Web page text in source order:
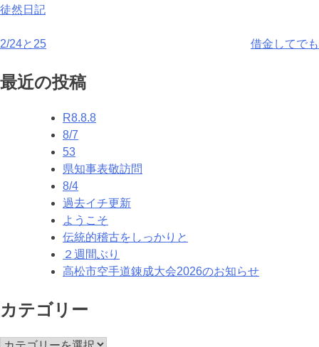
徒然日記
投
稿
2/24と25 借金してでも
最近の投稿
R8.8.8
8/7
53
県知事表敬訪問
8/4
過去イチ更新
ようこそ
伝統的稽古をしっかりと
２週間ぶり
高松市空手道錬成大会2026のお知らせ
カテゴリー
カ